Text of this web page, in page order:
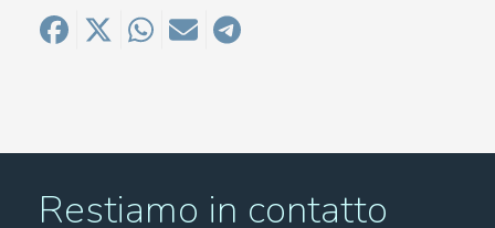
Restiamo in contatto